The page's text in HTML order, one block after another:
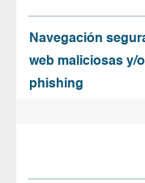
Navegación
web maliciosas y/
phishing